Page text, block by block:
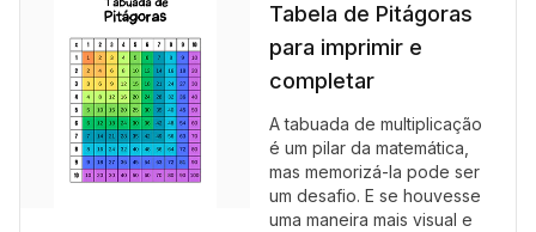
Tabela de Pitágoras
para imprimir e
completar
A tabuada de multiplicação
é um pilar da matemática,
mas memorizá-la pode ser
um desafio. E se houvesse
uma maneira mais visual e